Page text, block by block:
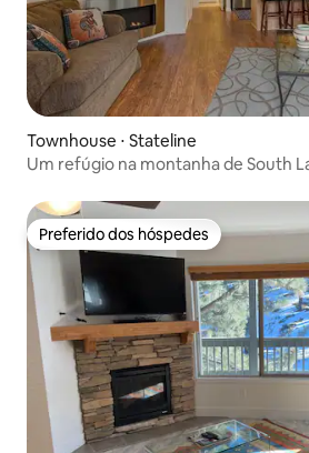
Townhouse ⋅ Stateline
Um refúgio na montanha de South
Preferido dos hóspedes
Preferido dos hóspedes